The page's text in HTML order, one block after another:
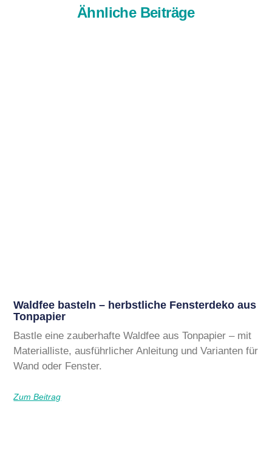
Ähnliche Beiträge
Waldfee basteln – herbstliche Fensterdeko aus
Tonpapier
Bastle eine zauberhafte Waldfee aus Tonpapier – mit
Materialliste, ausführlicher Anleitung und Varianten für
Wand oder Fenster.
Zum Beitrag